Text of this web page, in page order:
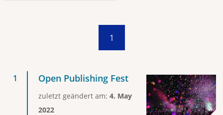
1
Open Publishing Fest
zuletzt geändert am: 4. May
2022